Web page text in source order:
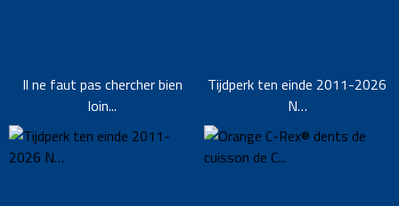
Il ne faut pas chercher bien
loin...
Tijdperk ten einde 2011-2026
N…